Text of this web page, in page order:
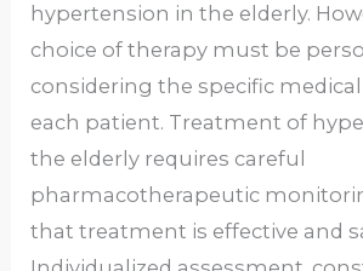
hypertension in the elderly.
choice of therapy must be
considering the specific
each patient. Treatment of
the elderly requires careful
pharmacotherapeutic
that treatment is effective and